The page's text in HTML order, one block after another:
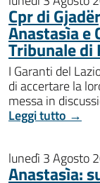
Cpr di
Anastasìa e
Tribunale di
I Garanti del
di accertare la
messa in
Leggi tutto →
lunedì 3 Agosto
Anastasìa: